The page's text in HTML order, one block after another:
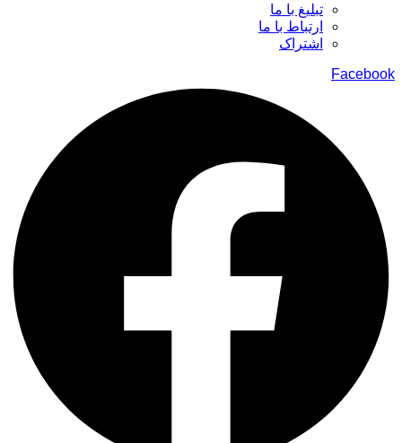
تبلیغ با ما
ارتباط با ما
اشتراک
Facebook